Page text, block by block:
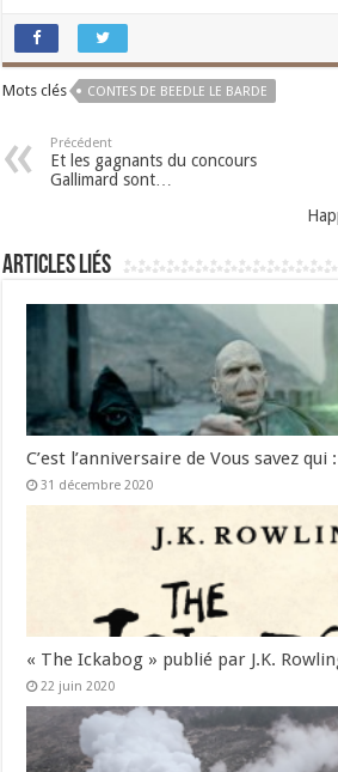
Mots clés CONTES DE BEEDLE LE BARDE
Précédent
Et les gagnants du concours
Gallimard sont…
Articles liés
C’est l’anniversaire de Vous savez
31 décembre 2020
« The Ickabog » publié par J.K.
22 juin 2020